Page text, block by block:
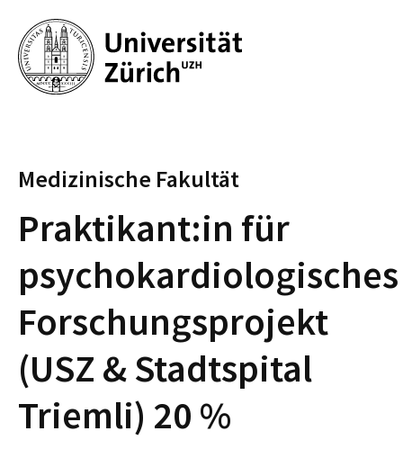
Medizinische Fakultät
Praktikant:in für
psychokardiologisches
Forschungsprojekt
(USZ & Stadtspital
Triemli) 20 %